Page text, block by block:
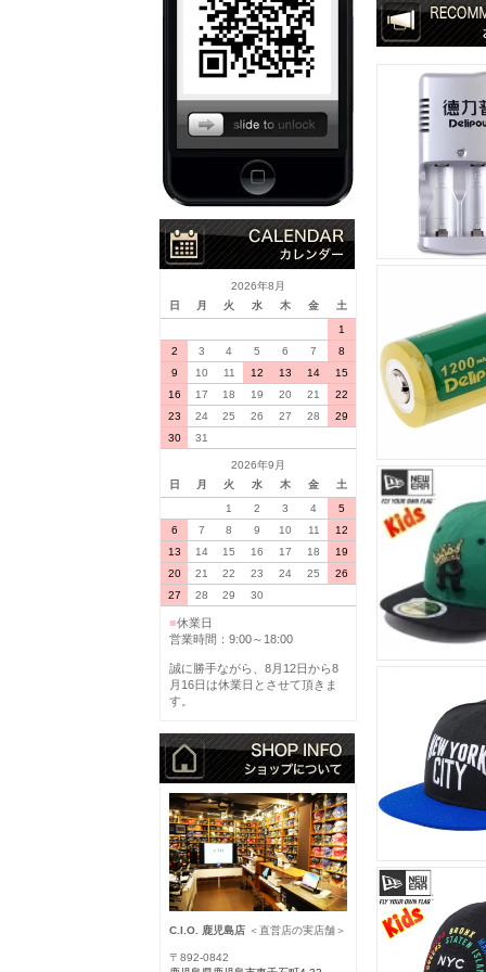
2026年8月
日
月 火 水 木 金
土
1
2
3 4 5 6 7
8
9
10 11 12 13 14
15
16
17 18 19 20 21
22
23
24 25 26 27 28
29
30
31
2026年9月
日
月 火 水 木 金
土
1
2 3 4
5
6
7 8 9 10 11
12
13
14 15 16 17 18
19
20
21 22 23 24 25
26
27
28 29 30
■休業日
営業時間：9:00～18:00
誠に勝手ながら、8月12日から8
月16日は休業日とさせて頂きま
す。
C.I.O. 鹿児島店 ＜直営店の実店舗＞
〒892-0842